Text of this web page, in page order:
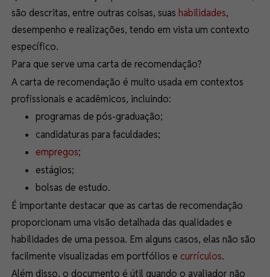
são descritas, entre outras coisas, suas habilidades,
desempenho e realizações, tendo em vista um contexto
específico.
Para que serve uma carta de recomendação?
A carta de recomendação é muito usada em contextos
profissionais e acadêmicos, incluindo:
programas de pós-graduação;
candidaturas para faculdades;
empregos;
estágios;
bolsas de estudo.
É importante destacar que as cartas de recomendação
proporcionam uma visão detalhada das qualidades e
habilidades de uma pessoa. Em alguns casos, elas não são
facilmente visualizadas em portfólios e currículos.
Além disso, o documento é útil quando o avaliador não